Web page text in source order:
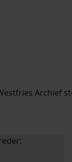
Archief
zoekopdracht te